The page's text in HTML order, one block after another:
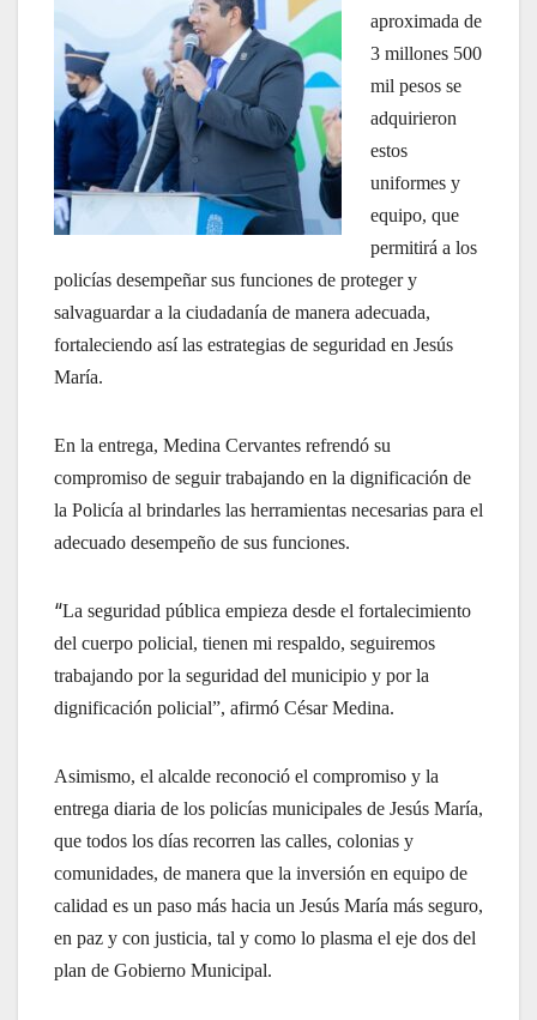
aproximada de
3 millones 500
mil pesos se
adquirieron
estos
uniformes y
equipo, que
permitirá a los
policías desempeñar sus funciones de proteger y
salvaguardar a la ciudadanía de manera adecuada,
fortaleciendo así las estrategias de seguridad en Jesús
María.
En la entrega, Medina Cervantes refrendó su
compromiso de seguir trabajando en la dignificación de
la Policía al brindarles las herramientas necesarias para el
adecuado desempeño de sus funciones.
“La seguridad pública empieza desde el fortalecimiento
del cuerpo policial, tienen mi respaldo, seguiremos
trabajando por la seguridad del municipio y por la
dignificación policial”, afirmó César Medina.
Asimismo, el alcalde reconoció el compromiso y la
entrega diaria de los policías municipales de Jesús María,
que todos los días recorren las calles, colonias y
comunidades, de manera que la inversión en equipo de
calidad es un paso más hacia un Jesús María más seguro,
en paz y con justicia, tal y como lo plasma el eje dos del
plan de Gobierno Municipal.